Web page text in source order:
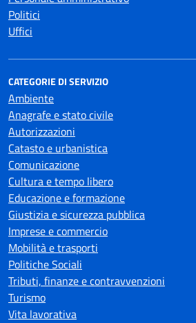
Politici
Uffici
CATEGORIE DI SERVIZIO
Ambiente
Anagrafe e stato civile
Autorizzazioni
Catasto e urbanistica
Comunicazione
Cultura e tempo libero
Educazione e formazione
Giustizia e sicurezza pubblica
Imprese e commercio
Mobilità e trasporti
Politiche Sociali
Tributi, finanze e contravvenzioni
Turismo
Vita lavorativa